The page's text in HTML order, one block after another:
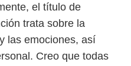
el título de
trata sobre la
las emociones, así
Creo que todas